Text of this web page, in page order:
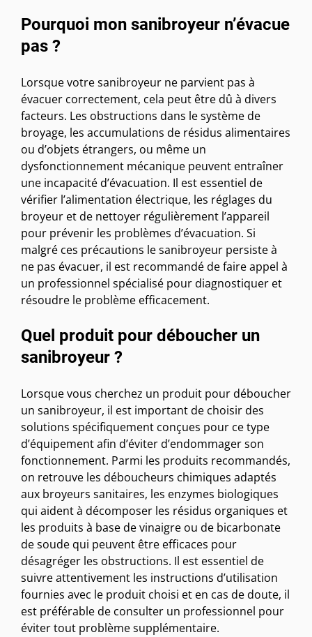
Pourquoi mon sanibroyeur n’évacue
pas ?
Lorsque votre sanibroyeur ne parvient pas à
évacuer correctement, cela peut être dû à divers
facteurs. Les obstructions dans le système de
broyage, les accumulations de résidus alimentaires
ou d’objets étrangers, ou même un
dysfonctionnement mécanique peuvent entraîner
une incapacité d’évacuation. Il est essentiel de
vérifier l’alimentation électrique, les réglages du
broyeur et de nettoyer régulièrement l’appareil
pour prévenir les problèmes d’évacuation. Si
malgré ces précautions le sanibroyeur persiste à
ne pas évacuer, il est recommandé de faire appel à
un professionnel spécialisé pour diagnostiquer et
résoudre le problème efficacement.
Quel produit pour déboucher un
sanibroyeur ?
Lorsque vous cherchez un produit pour déboucher
un sanibroyeur, il est important de choisir des
solutions spécifiquement conçues pour ce type
d’équipement afin d’éviter d’endommager son
fonctionnement. Parmi les produits recommandés,
on retrouve les déboucheurs chimiques adaptés
aux broyeurs sanitaires, les enzymes biologiques
qui aident à décomposer les résidus organiques et
les produits à base de vinaigre ou de bicarbonate
de soude qui peuvent être efficaces pour
désagréger les obstructions. Il est essentiel de
suivre attentivement les instructions d’utilisation
fournies avec le produit choisi et en cas de doute, il
est préférable de consulter un professionnel pour
éviter tout problème supplémentaire.